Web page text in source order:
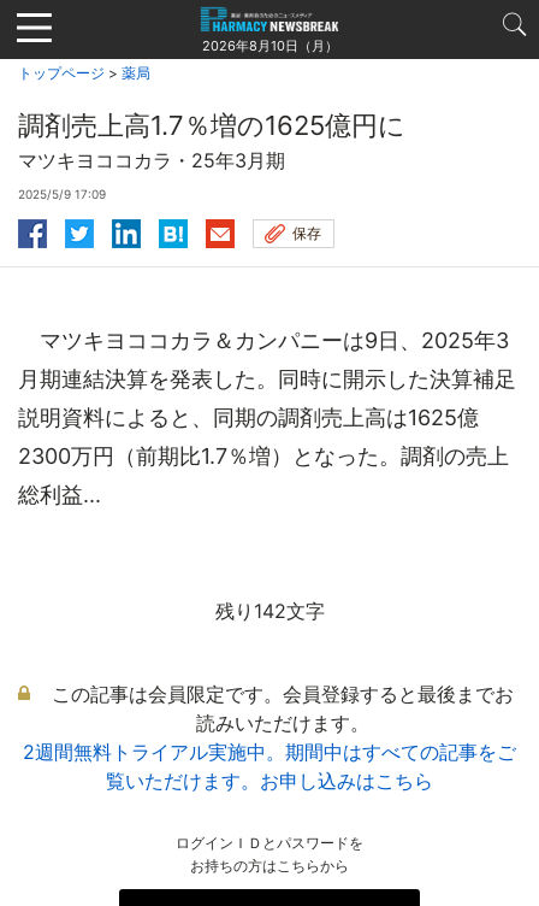
Jump
to
navigation
2026年8月10日（月）
トップページ > 薬局
調剤売上高1.7％増の1625億円に
マツキヨココカラ・25年3月期
2025/5/9 17:09
保存
マツキヨココカラ＆カンパニーは9日、2025年3
月期連結決算を発表した。同時に開示した決算補足
説明資料によると、同期の調剤売上高は1625億
2300万円（前期比1.7％増）となった。調剤の売上
総利益...
残り142文字
この記事は会員限定です。会員登録すると最後までお
読みいただけます。
2週間無料トライアル実施中。期間中はすべての記事をご
覧いただけます。お申し込みはこちら
ログインＩＤとパスワードを
お持ちの方はこちらから